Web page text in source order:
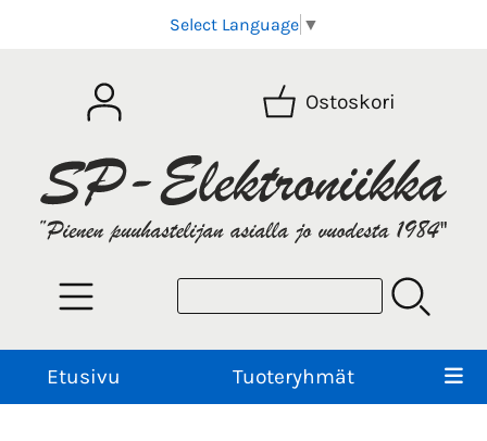
Select Language ▼
Ostoskori
Etusivu Tuoteryhmät